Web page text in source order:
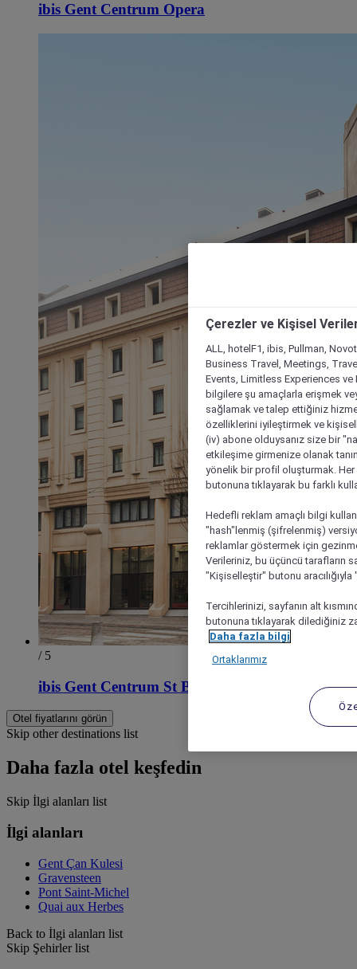
ibis Gent Centrum Opera
/ 5
ibis Gent Centrum St Baafs Kathedraal
Otel fiyatlarını görün
Skip other destinations list
Daha fazla otel keşfedin
Skip İlgi alanları list
İlgi alanları
Gent Çan Kulesi
Gravensteen
Pont Saint-Michel
Quai aux Herbes
Back to İlgi alanları list
Skip Şehirler list
Çerezler ve Kişisel
ALL, hotelF1, ibis, Pullman,
Business Travel, Meetings,
Events, Limitless Experiences
bilgilere şu amaçlarla erişmek
sağlamak ve talep ettiğiniz
özelliklerini iyileştirmek ve
(iv) abone olduysanız size bir
etkileşime girmenize olanak
yönelik bir profil oluşturmak.
butonuna tıklayarak bu farklı
Hedefli reklam amaçlı bilgi
"hash"lenmiş (şifrelenmiş)
reklamlar göstermek için
Verileriniz, bu üçüncü tarafların
"Kişiselleştir" butonu
Tercihlerinizi, sayfanın alt
butonuna tıklayarak dilediğiniz
Daha fazla bilgi
Ortaklarımız